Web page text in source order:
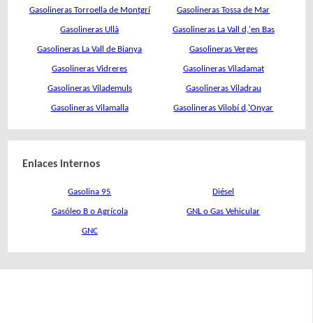
Gasolineras Torroella de Montgrí Gasolineras Tossa de Mar
Gasolineras Ullà Gasolineras La Vall d,'en Bas
Gasolineras La Vall de Bianya Gasolineras Verges
Gasolineras Vidreres Gasolineras Viladamat
Gasolineras Vilademuls Gasolineras Viladrau
Gasolineras Vilamalla Gasolineras Vilobí d,'Onyar
Enlaces internos
Gasolina 95 Diésel
Gasóleo B o Agrícola GNL o Gas Vehicular
GNC